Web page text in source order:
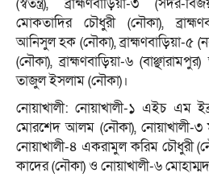
(স্বতন্ত্র), ব্রাহ্মণবাড়িয়া-৩
মোকতাদির চৌধুরী (নৌকা),
আনিসুল হক (নৌকা), ব্রাহ্মণবাড়িয়া-৫
(নৌকা), ব্রাহ্মণবাড়িয়া-৬
তাজুল ইসলাম (নৌকা)।
নোয়াখালী: নোয়াখালী-১ এইচ এম
মোরশেদ আলম (নৌকা), নোয়াখালী-৩
নোয়াখালী-৪ একরামুল করিম চৌধুরী
কাদের (নৌকা) ও নোয়াখালী-৬